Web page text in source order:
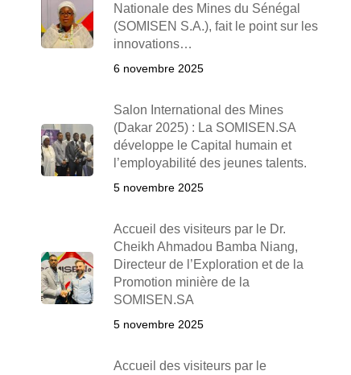
Nationale des Mines du Sénégal
(SOMISEN S.A.), fait le point sur les
innovations…
6 novembre 2025
Salon International des Mines
(Dakar 2025) : La SOMISEN.SA
développe le Capital humain et
l’employabilité des jeunes talents.
5 novembre 2025
Accueil des visiteurs par le Dr.
Cheikh Ahmadou Bamba Niang,
Directeur de l’Exploration et de la
Promotion minière de la
SOMISEN.SA
5 novembre 2025
Accueil des visiteurs par le